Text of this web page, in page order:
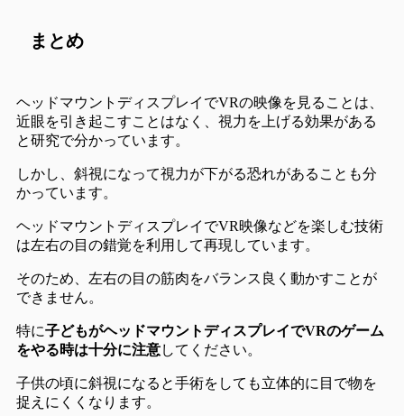
まとめ
ヘッドマウントディスプレイでVRの映像を見ることは、
近眼を引き起こすことはなく
視力を上げる効果がある
と研究で分かっています。
しかし、 斜視になって視力が下がる恐れがある ことも分
かっています。
ヘッドマウントディスプレイでVR映像などを楽しむ技術
は左右の目の錯覚を利用して再現しています。
そのため、 左右の目の筋肉をバランス良く動かすことが
できません。
特に子どもがヘッドマウントディスプレイでVRのゲーム
をやる時は十分に注意してください。
子供の頃に斜視になると手術をしても立体的に目で物を
捉えにくくなります。